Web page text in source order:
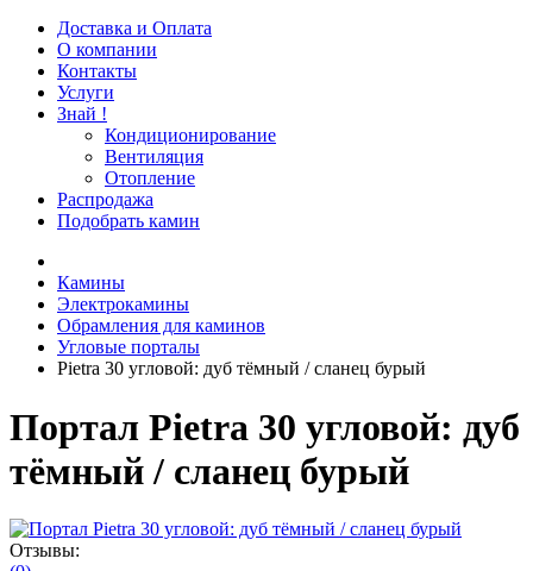
Доставка и Оплата
О компании
Контакты
Услуги
Знай !
Кондиционирование
Вентиляция
Отопление
Распродажа
Подобрать камин
Камины
Электрокамины
Обрамления для каминов
Угловые порталы
Pietra 30 угловой: дуб тёмный / сланец бурый
Портал Pietra 30 угловой: дуб
тёмный / сланец бурый
Отзывы: